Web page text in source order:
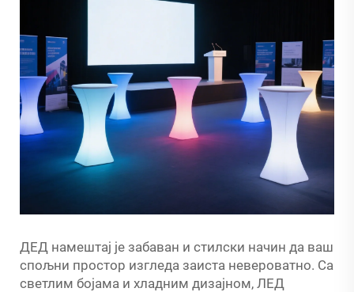
ДЕД намештај је забаван и стилски начин да ваш
спољни простор изгледа заиста невероватно. Са
светлим бојама и хладним дизајном, ЛЕД